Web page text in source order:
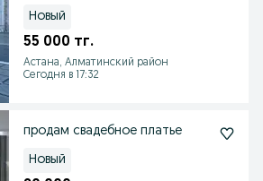
Новый
55 000 тг.
Астана, Алматинский район
Сегодня в 17:32
продам свадебное платье
Новый